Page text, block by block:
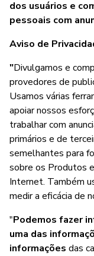
dos usuários e
pessoais com
Aviso de
"Divulgamos e
provedores de
Usamos várias
apoiar nossos
trabalhar com
primários e de
semelhantes para
sobre os Produtos
Internet. Também
medir a eficácia de
"Podemos fazer
uma das
informações das